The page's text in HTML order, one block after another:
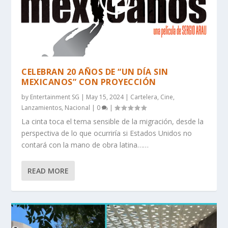
CELEBRAN 20 AÑOS DE “UN DÍA SIN
MEXICANOS” CON PROYECCIÓN
by Entertainment SG | May 15, 2024| Cartelera, Cine,
Lanzamientos, Nacional | 0 |
La cinta toca el tema sensible de la migración, desde la
perspectiva de lo que ocurriría si Estados Unidos no
contará con la mano de obra latina……
READ MORE